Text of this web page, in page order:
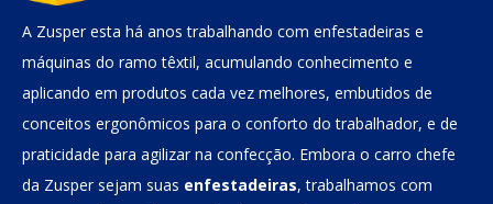
A Zusper esta há anos trabalhando com enfestadeiras e
máquinas do ramo têxtil, acumulando conhecimento e
aplicando em produtos cada vez melhores, embutidos de
conceitos ergonômicos para o conforto do trabalhador, e de
praticidade para agilizar na confecção. Embora o carro chefe
da Zusper sejam suas enfestadeiras, trabalhamos com